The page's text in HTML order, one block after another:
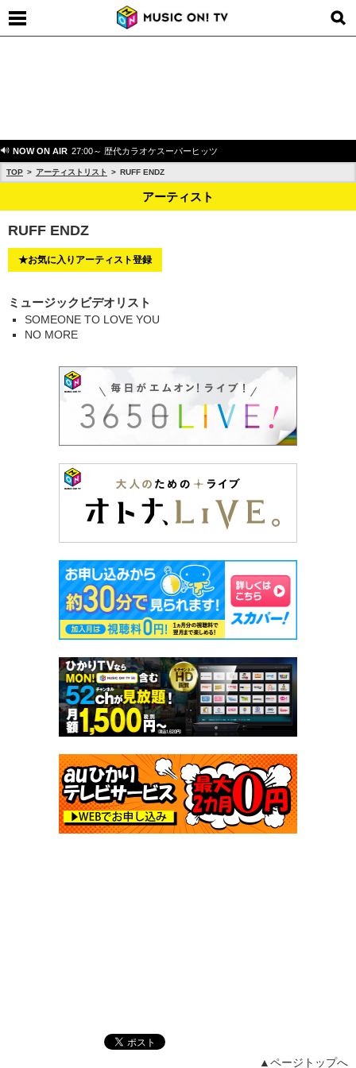
NOW ON AIR 27:00～ 歴代カラオケスーパーヒッツ
TOP アーティストリスト RUFF ENDZ
アーティスト
RUFF ENDZ
★お気に入りアーティスト登録
ミュージックビデオリスト
SOMEONE TO LOVE YOU
NO MORE
▲ページトップへ